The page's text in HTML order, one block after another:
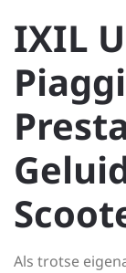
IXIL
Als trotse